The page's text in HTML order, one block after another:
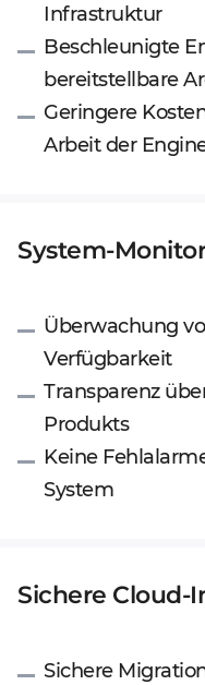
Infrastruktur
Beschleunigte
bereitstellbare
Geringere
Arbeit der
System-
Überwachung
Verfügbarkeit
Transparenz
Produkts
Keine
System
Sichere Cloud-
Sichere